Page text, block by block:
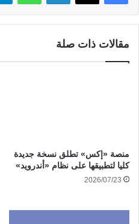
مقالات ذات صلة
منصة «إكس» تطلق نسخة جديدة
كليا لتطبيقها على نظام «أندرويد»
2026/07/23